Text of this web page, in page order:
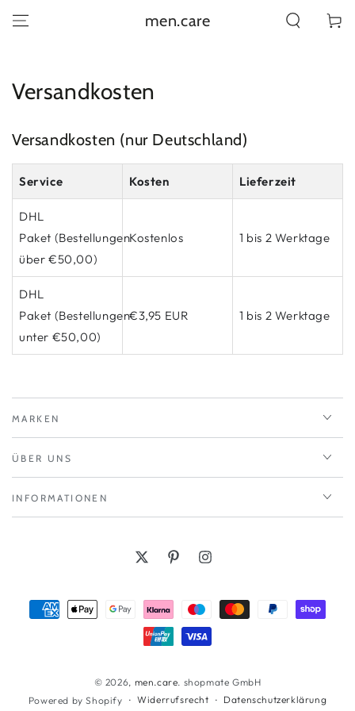
SPRINGEN
men.care
Versandkosten
Versandkosten (nur Deutschland)
Service Kosten Lieferzeit
DHL
Paket (Bestellungen
über €50,00)
Kostenlos 1 bis 2 Werktage
DHL
Paket (Bestellungen
unter €50,00)
€3,95 EUR 1 bis 2 Werktage
MARKEN
ÜBER UNS
INFORMATIONEN
TwitterPinterestInstagram
© 2026, men.care. shopmate GmbH
Powered by Shopify
Widerrufsrecht Datenschutzerklärung
Zahlungsmöglichkeiten